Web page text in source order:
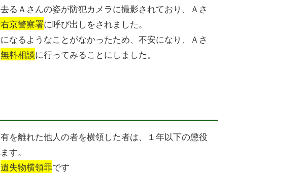
るＡさんの姿が防犯カメラに撮影されており、Ａさ
京警察署に呼び出しをされました。
なるようなことがなかったため、不安になり、Ａさ
無料相談に行ってみることにしました。
を離れた他人の者を横領した者は、１年以下の懲役
す。
遺失物横領罪です